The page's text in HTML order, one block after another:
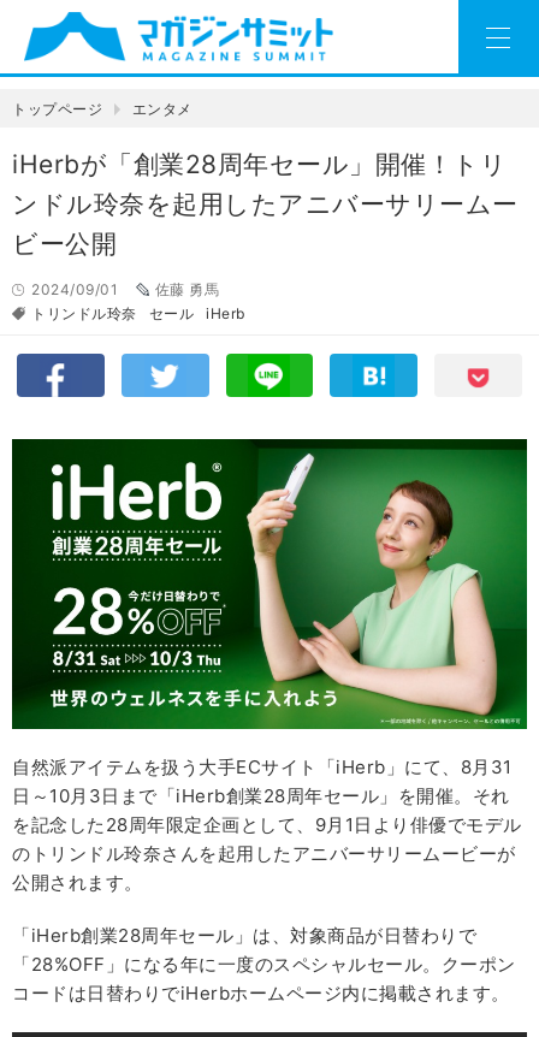
トップページ エンタメ
iHerbが「創業28周年セール」開催！トリ
ンドル玲奈を起用したアニバーサリームー
ビー公開
2024/09/01
佐藤 勇馬
トリンドル玲奈
セール iHerb
自然派アイテムを扱う大手ECサイト「iHerb」にて、8月31
日～10月3日まで「iHerb創業28周年セール」を開催。それ
を記念した28周年限定企画として、9月1日より俳優でモデル
のトリンドル玲奈さんを起用したアニバーサリームービーが
公開されます。
「iHerb創業28周年セール」は、対象商品が日替わりで
「28%OFF」になる年に一度のスペシャルセール。クーポン
コードは日替わりでiHerbホームページ内に掲載されます。